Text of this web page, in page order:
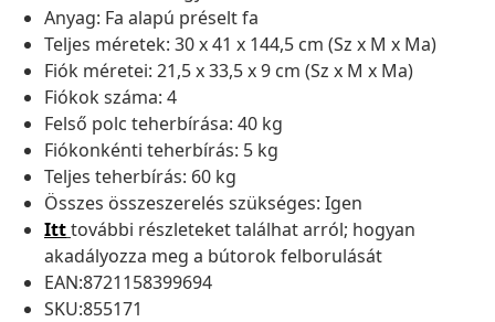
Anyag: Fa alapú préselt fa
Teljes méretek: 30 x 41 x 144,5 cm (Sz x M x Ma)
Fiók méretei: 21,5 x 33,5 x 9 cm (Sz x M x Ma)
Fiókok száma: 4
Felső polc teherbírása: 40 kg
Fiókonkénti teherbírás: 5 kg
Teljes teherbírás: 60 kg
Összes összeszerelés szükséges: Igen
Itttovábbi részleteket találhat arról; hogyan
akadályozza meg a bútorok felborulását
EAN:8721158399694
SKU:855171